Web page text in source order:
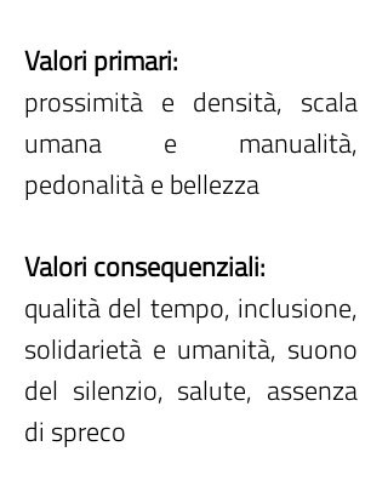
Valori primari:
prossimità e densità, scala
umana e manualità,
pedonalità e bellezza
Valori consequenziali:
qualità del tempo, inclusione,
solidarietà e umanità, suono
del silenzio, salute, assenza
di spreco